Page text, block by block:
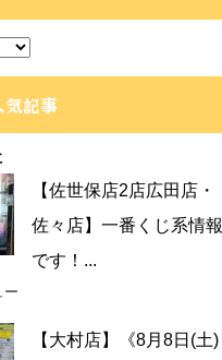
気記事
【佐世保店2店広田店・
佐々店】一番くじ系情報
です！...
ー
【大村店】《8月8日(土)